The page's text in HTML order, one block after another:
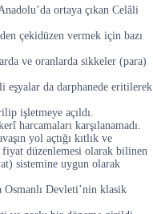
ortaya çıkan Celâli
çekidüzen vermek için bazı
ve oranlarda sikkeler (para)
eşyalar da darphanede eritilerek
işletmeye açıldı.
harcamaları karşılanamadı.
yol açtığı kıtlık ve
düzenlemesi olarak bilinen
sistemine uygun olarak
Osmanlı Devleti’nin klasik